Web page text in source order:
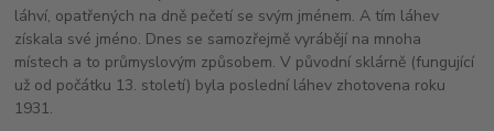
láhví, opatřených na dně pečetí se svým jménem. A tím láhev
získala své jméno. Dnes se samozřejmě vyrábějí na mnoha
místech a to průmyslovým způsobem. V původní sklárně (fungující
už od počátku 13. století) byla poslední láhev zhotovena roku
1931.